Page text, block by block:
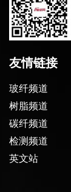
友情链接
玻纤频道
树脂频道
碳纤频道
检测频道
英文站